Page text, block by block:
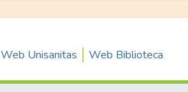
Web Unisanitas Web Biblioteca